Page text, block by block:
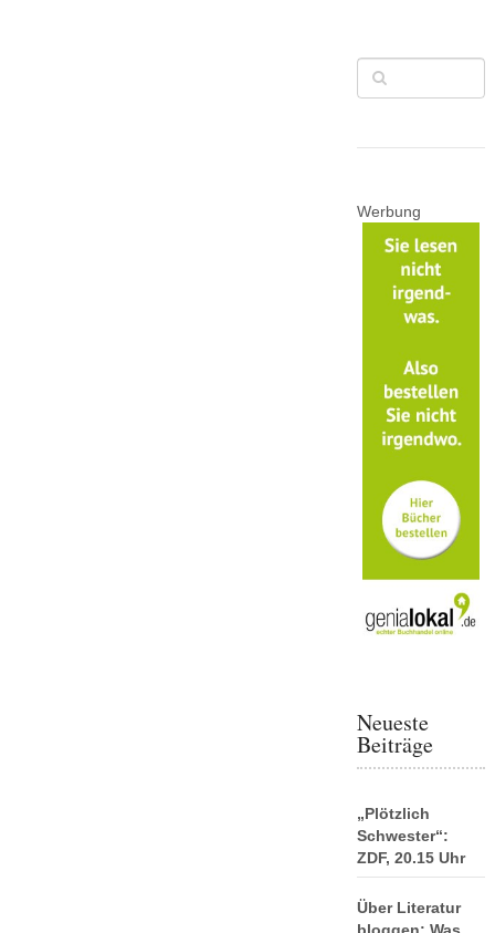
Werbung
Neueste
Beiträge
„Plötzlich
Schwester“:
ZDF, 20.15 Uhr
Über Literatur